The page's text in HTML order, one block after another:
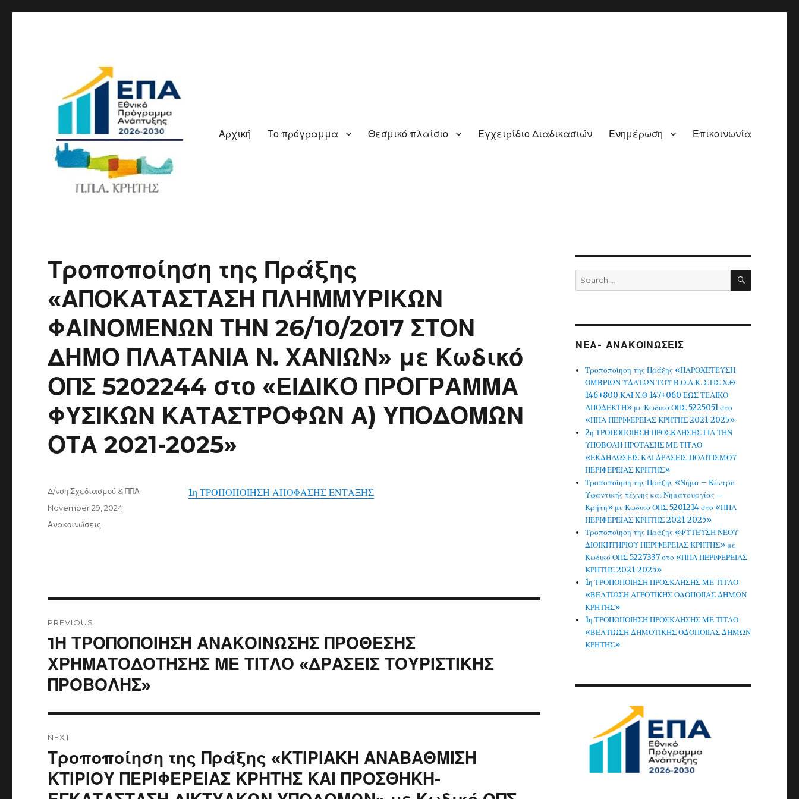
Αρχική Το πρόγραμμα Θεσμικό πλαίσιο Εγχειρίδιο Διαδικασιών Ενημέρωση Επικοινωνία
Τροποποίηση της Πράξης
«ΑΠΟΚΑΤΑΣΤΑΣΗ ΠΛΗΜΜΥΡΙΚΩΝ
ΦΑΙΝΟΜΕΝΩΝ ΤΗΝ 26/10/2017 ΣΤΟΝ
ΔΗΜΟ ΠΛΑΤΑΝΙΑ Ν. ΧΑΝΙΩΝ» με Κωδικό
ΟΠΣ 5202244 στο «ΕΙΔΙΚΟ ΠΡΟΓΡΑΜΜΑ
ΦΥΣΙΚΩΝ ΚΑΤΑΣΤΡΟΦΩΝ Α) ΥΠΟΔΟΜΩΝ
ΟΤΑ 2021-2025»
1η ΤΡΟΠΟΠΟΙΗΣΗ ΑΠΟΦΑΣΗΣ ΕΝΤΑΞΗΣ
Author
Δ/νση Σχεδιασμού & ΠΠΑ
Posted
on
November 29, 2024
Categories
Ανακοινώσεις
navigation
PREVIOUS
Previous
post:
1Η ΤΡΟΠΟΠΟΙΗΣΗ ΑΝΑΚΟΙΝΩΣΗΣ ΠΡΟΘΕΣΗΣ
ΧΡΗΜΑΤΟΔΟΤΗΣΗΣ ΜΕ ΤΙΤΛΟ «ΔΡΑΣΕΙΣ ΤΟΥΡΙΣΤΙΚΗΣ
ΠΡΟΒΟΛΗΣ»
NEXT
Next
post:
Τροποποίηση της Πράξης «ΚΤΙΡΙΑΚΗ ΑΝΑΒΑΘΜΙΣΗ
ΚΤΙΡΙΟΥ ΠΕΡΙΦΕΡΕΙΑΣ ΚΡΗΤΗΣ ΚΑΙ ΠΡΟΣΘΗΚΗ-
Search
for:
SEARCH
ΝΕΑ- ΑΝΑΚΟΙΝΩΣΕΙΣ
Τροποποίηση της Πράξης «ΠΑΡΟΧΕΤΕΥΣΗ
ΟΜΒΡΙΩΝ ΥΔΑΤΩΝ ΤΟΥ Β.Ο.Α.Κ. ΣΤΙΣ Χ.Θ
146+800 ΚΑΙ Χ.Θ 147+060 ΕΩΣ ΤΕΛΙΚΟ
ΑΠΟΔΕΚΤΗ» με Κωδικό ΟΠΣ 5225051 στο
«ΠΠΑ ΠΕΡΙΦΕΡΕΙΑΣ ΚΡΗΤΗΣ 2021-2025»
2η ΤΡΟΠΟΠΟΙΗΣΗ ΠΡΟΣΚΛΗΣΗΣ ΓΙΑ ΤΗΝ
ΥΠΟΒΟΛΗ ΠΡΟΤΑΣΗΣ ΜΕ ΤΙΤΛΟ
«ΕΚΔΗΛΩΣΕΙΣ ΚΑΙ ΔΡΑΣΕΙΣ ΠΟΛΙΤΙΣΜΟΥ
ΠΕΡΙΦΕΡΕΙΑΣ ΚΡΗΤΗΣ»
Τροποποίηση της Πράξης «Νήμα – Κέντρο
Υφαντικής τέχνης και Νηματουργίας –
Κρήτη» με Κωδικό ΟΠΣ 5201214 στο «ΠΠΑ
ΠΕΡΙΦΕΡΕΙΑΣ ΚΡΗΤΗΣ 2021-2025»
Τροποποίηση της Πράξης «ΦΥΤΕΥΣΗ ΝΕΟΥ
ΔΙΟΙΚΗΤΗΡΙΟΥ ΠΕΡΙΦΕΡΕΙΑΣ ΚΡΗΤΗΣ» με
Κωδικό ΟΠΣ 5227337 στο «ΠΠΑ ΠΕΡΙΦΕΡΕΙΑΣ
ΚΡΗΤΗΣ 2021-2025»
1η ΤΡΟΠΟΠΟΙΗΣΗ ΠΡΟΣΚΛΗΣΗΣ ΜΕ ΤΙΤΛΟ
«ΒΕΛΤΙΩΣΗ ΑΓΡΟΤΙΚΗΣ ΟΔΟΠΟΙΙΑΣ ΔΗΜΩΝ
ΚΡΗΤΗΣ»
1η ΤΡΟΠΟΠΟΙΗΣΗ ΠΡΟΣΚΛΗΣΗΣ ΜΕ ΤΙΤΛΟ
«ΒΕΛΤΙΩΣΗ ΔΗΜΟΤΙΚΗΣ ΟΔΟΠΟΙΙΑΣ ΔΗΜΩΝ
ΚΡΗΤΗΣ»